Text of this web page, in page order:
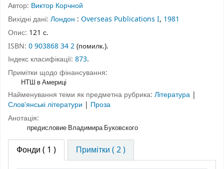
Автор: Виктор Корчной
Вихідні дані: Лондон : Overseas Publications I, 1981
Опис: 121 с.
ISBN: 0 903868 34 2(помилк.).
Індекс класифікації: 873.
Примітки щодо фінансування:
НТШ в Америці
Найменування теми як предметна рубрика: Література |
Словʼянські літератури | Проза
Анотація:
предисловие Владимира Буковского
Фонди ( 1 ) Примітки ( 2 )